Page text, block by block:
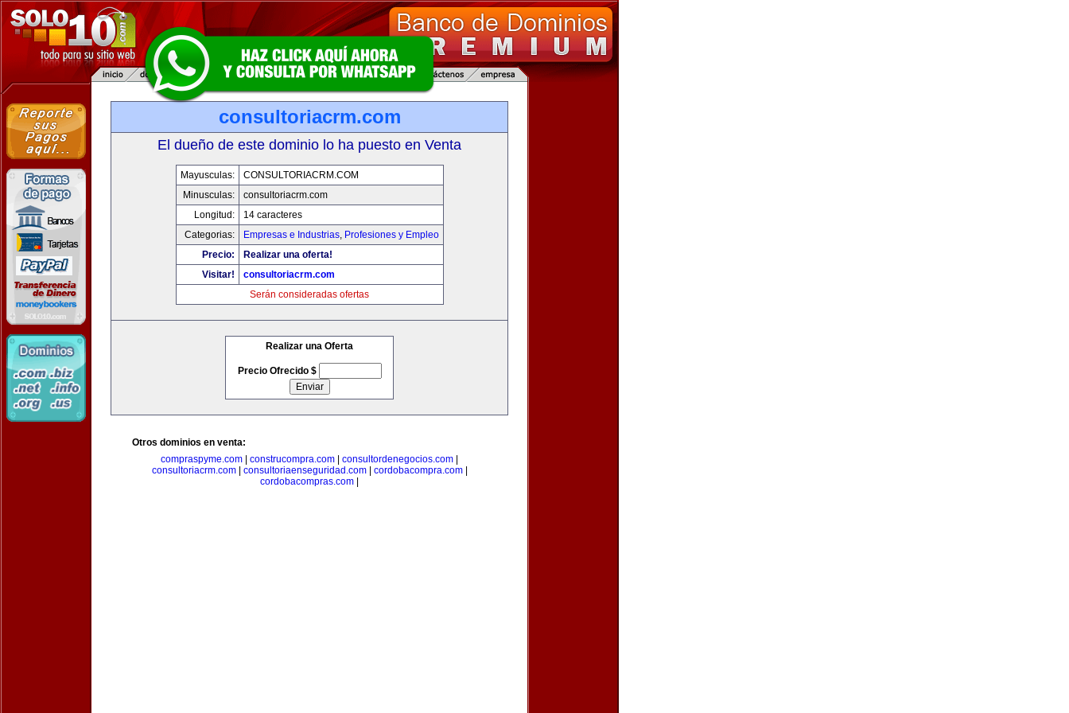
consultoriacrm.com
El dueño de este dominio lo ha puesto en Venta
Mayusculas:
CONSULTORIACRM.COM
Minusculas:
consultoriacrm.com
Longitud:
14 caracteres
Categorias:
Empresas e Industrias, Profesiones y Empleo
Precio:
Realizar una oferta!
Visitar!
consultoriacrm.com
Serán consideradas ofertas
Realizar una Oferta
Precio Ofrecido $
Otros dominios en venta:
compraspyme.com
construcompra.com consultordenegocios.com
consultoriacrm.com| consultoriaenseguridad.com| cordobacompra.com|
cordobacompras.com